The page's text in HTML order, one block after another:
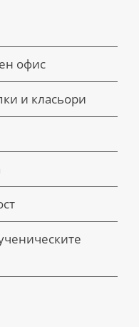
офис
и класьори